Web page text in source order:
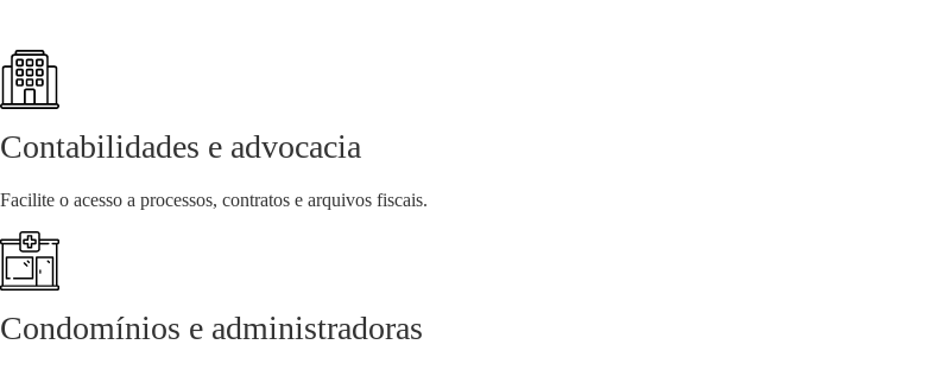
Contabilidades e advocacia
Facilite o acesso a processos, contratos e arquivos fiscais.
Condomínios e administradoras